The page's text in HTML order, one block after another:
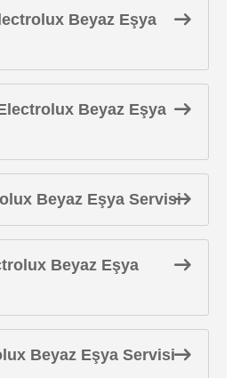
Beyaz Eşya
Beyaz Eşya
Beyaz Eşya Servisi
Beyaz Eşya
Beyaz Eşya Servisi